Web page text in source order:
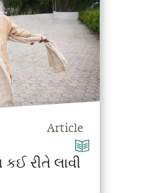
Article
કઈ રીતે લાવી